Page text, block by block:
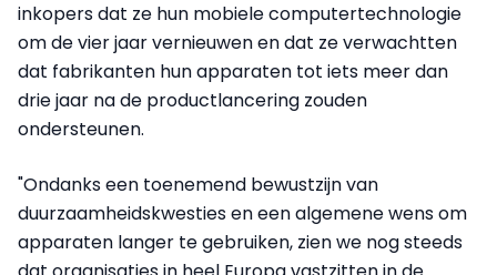
inkopers dat ze hun mobiele computertechnologie
om de vier jaar vernieuwen en dat ze verwachtten
dat fabrikanten hun apparaten tot iets meer dan
drie jaar na de productlancering zouden
ondersteunen.
"Ondanks een toenemend bewustzijn van
duurzaamheidskwesties en een algemene wens om
apparaten langer te gebruiken, zien we nog steeds